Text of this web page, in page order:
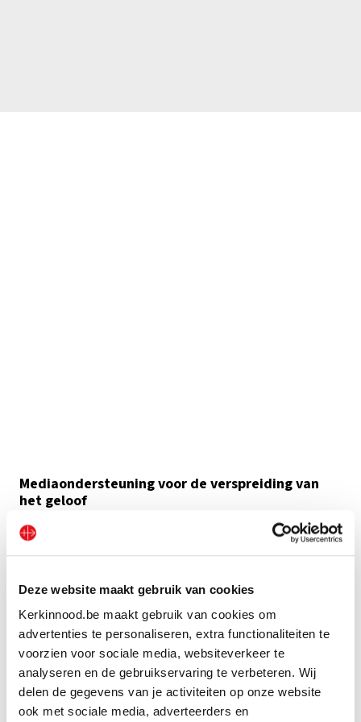
Deze website maakt gebruik van cookies
Kerkinnood.be maakt gebruik van cookies om
advertenties te personaliseren, extra functionaliteiten te
voorzien voor sociale media, websiteverkeer te
analyseren en de gebruikservaring te verbeteren. Wij
delen de gegevens van je activiteiten op onze website
ook met sociale media, adverteerders en
Mediaondersteuning voor de verspreiding van
het geloof
Catholic Radio & Television Network (CRTN)speelt een
moderne productiestudio die gespecialiseerd is in
documentaires en berichtgeving over de katholieke
Kerk in afgelegen gebieden.
In crisisgebieden is het
ondersteunen van de media van
de lokale Kerkeen van onze belangrijkste prioriteiten.
Want juist daar is het delen van het geloof van